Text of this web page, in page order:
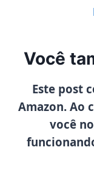
Você
Este post
Amazon. Ao
você